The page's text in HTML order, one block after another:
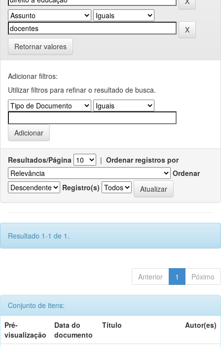
Retornar valores
Adicionar filtros:
Utilizar filtros para refinar o resultado de busca.
Resultados/Página | Ordenar registros por
Ordenar
Registro(s)
Resultado 1-1 de 1.
Anterior 1 Póximo
Conjunto de itens:
Pré-
visualização
Data do
documento
Título Autor(es)